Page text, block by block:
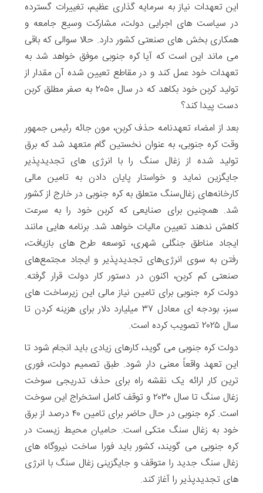
این تعهدات نیاز به سرمایه گذاری عظیم، تغییرات گسترده
در سیاست های اجرایی دولت، مشارکت وسیع جامعه و
همکاری بخش های صنعتی کشور دارد. حالا سوالی که باقی
می ماند این است که آیا کره جنوبی موفق خواهد شد به
تعهدات خود عمل کند و در مقاطع تعیین شده آن مقدار از
تولید کربن خود بکاهد که در سال ۲۰۵۰ به صفر مطلق کربن
دست پیدا کند؟
بعد از امضاء تعهدنامه حذف کربن، مون جائه رئیس جمهور
وقت کره جنوبی، به عنوان نخستین گام متعهد شد که برق
تولید شده از زغال سنگ را با انرژی های تجدیدپذیر
جایگزین نماید و خواستار پایان دادن به تامین مالی
کارخانه‌های زغال‌سنگ متعلق به کره جنوبی در خارج از کشور
شد. همچنین برای صنایعی که کربن خود را به سرعت
کاهش ندهند تعیین مالیات خواهد شد. برنامه هایی مانند
ایجاد مناطق جنگلی شهری، توسعه طرح های بازیافت،
رفتن به سوی انرژی‌های تجدیدپذیر و ایجاد مجتمع‌های
صنعتی کم کربن، اکنون در دستور کار دولت قرار گرفته.
دولت کره جنوبی برای تامین نیاز مالی این زیرساخت های
سبز، بودجه ای معادل ۳۷ میلیارد دلار برای هزینه کردن تا
سال ۲۰۲۵ تصویب کرده است.
دولت کره جنوبی می گوید، کارهای زیادی باید انجام شود تا
این تعهد واقعاً معنی دار شود. طبق تصمیم دولت، فوری
ترین کار ارائه یک نقشه راه برای حذف تدریجی سوخت
زغال سنگ تا سال ۲۰۳۰ و توقف کامل استخراج این سوخت
است. کره جنوبی در حال حاضر برای تامین ۴۰ درصد از برق
خود به زغال سنگ متکی است. حامیان محیط زیست در
کره جنوبی می گویند، کشور باید فورا ساخت نیروگاه های
زغال سنگ جدید را متوقف و جایگزینی زغال سنگ با انرژی
های تجدیدپذیر را آغاز کند.